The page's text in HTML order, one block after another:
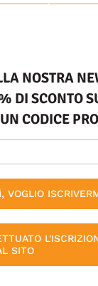
NOSTRA
DI SCONTO
CODICE
VOGLIO
SITO